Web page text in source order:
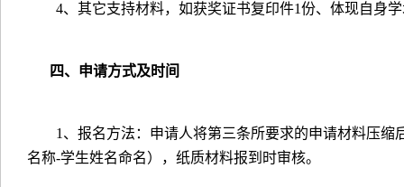
4、其它支持材料，如获奖证书复印件1份、体现自身
四、申请方式及时间
1 、报名方法：申请人将第三条所要求的申请材料压缩
名称-学生姓名命名），纸质材料报到时审核。